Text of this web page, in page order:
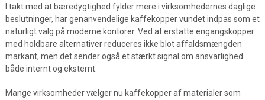
I takt med at bæredygtighed fylder mere i virksomhedernes daglige
beslutninger, har genanvendelige kaffekopper vundet indpas som et
naturligt valg på moderne kontorer. Ved at erstatte engangskopper
med holdbare alternativer reduceres ikke blot affaldsmængden
markant, men det sender også et stærkt signal om ansvarlighed
både internt og eksternt.
Mange virksomheder vælger nu kaffekopper af materialer som